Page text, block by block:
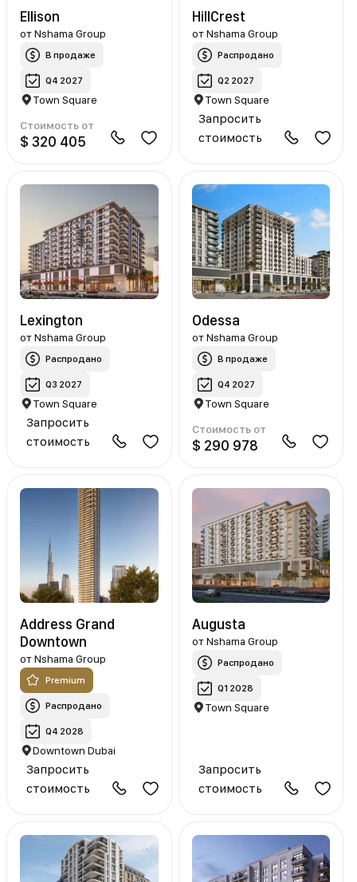
Ellison
отNshama Group
В продаже
Q4 2027
Town Square
Стоимость от
$ 320 405
HillCrest
от Nshama Group
Распродано
Q2 2027
Town Square
Запросить
стоимость
Lexington
отNshama Group
Распродано
Q3 2027
Town Square
Запросить
стоимость
Odessa
от Nshama Group
В продаже
Q4 2027
Town Square
Стоимость от
$ 290 978
Address Grand
Downtown
отNshama Group
Premium
Распродано
Q4 2028
Downtown Dubai
Запросить
стоимость
Augusta
от Nshama Group
Распродано
Q1 2028
Town Square
Запросить
стоимость